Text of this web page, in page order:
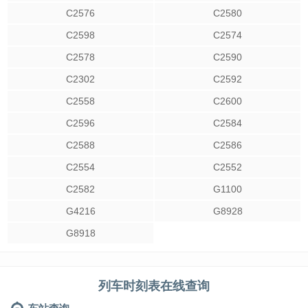
C2576
C2580
C2598
C2574
C2578
C2590
C2302
C2592
C2558
C2600
C2596
C2584
C2588
C2586
C2554
C2552
C2582
G1100
G4216
G8928
G8918
列车时刻表在线查询